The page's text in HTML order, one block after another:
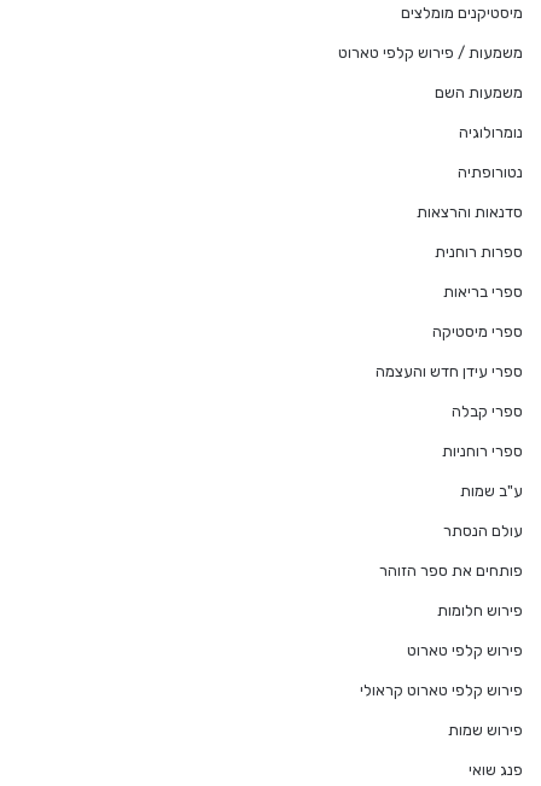
מיסטיקנים מומלצים
משמעות / פירוש קלפי טארוט
משמעות השם
נומרולוגיה
נטורופתיה
סדנאות והרצאות
ספרות רוחנית
ספרי בריאות
ספרי מיסטיקה
ספרי עידן חדש והעצמה
ספרי קבלה
ספרי רוחניות
ע"ב שמות
עולם הנסתר
פותחים את ספר הזוהר
פירוש חלומות
פירוש קלפי טארוט
פירוש קלפי טארוט קראולי
פירוש שמות
פנג שואי